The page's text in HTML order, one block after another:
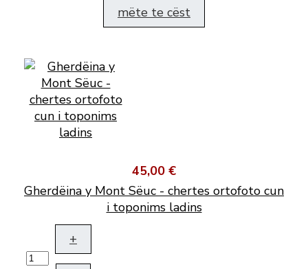
mëte te cëst
45,00 €
Gherdëina y Mont Sëuc - chertes ortofoto cun
i toponims ladins
+